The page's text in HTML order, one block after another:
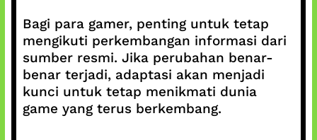
Bagi para gamer, penting untuk tetap
mengikuti perkembangan informasi dari
sumber resmi. Jika perubahan benar-
benar terjadi, adaptasi akan menjadi
kunci untuk tetap menikmati dunia
game yang terus berkembang.